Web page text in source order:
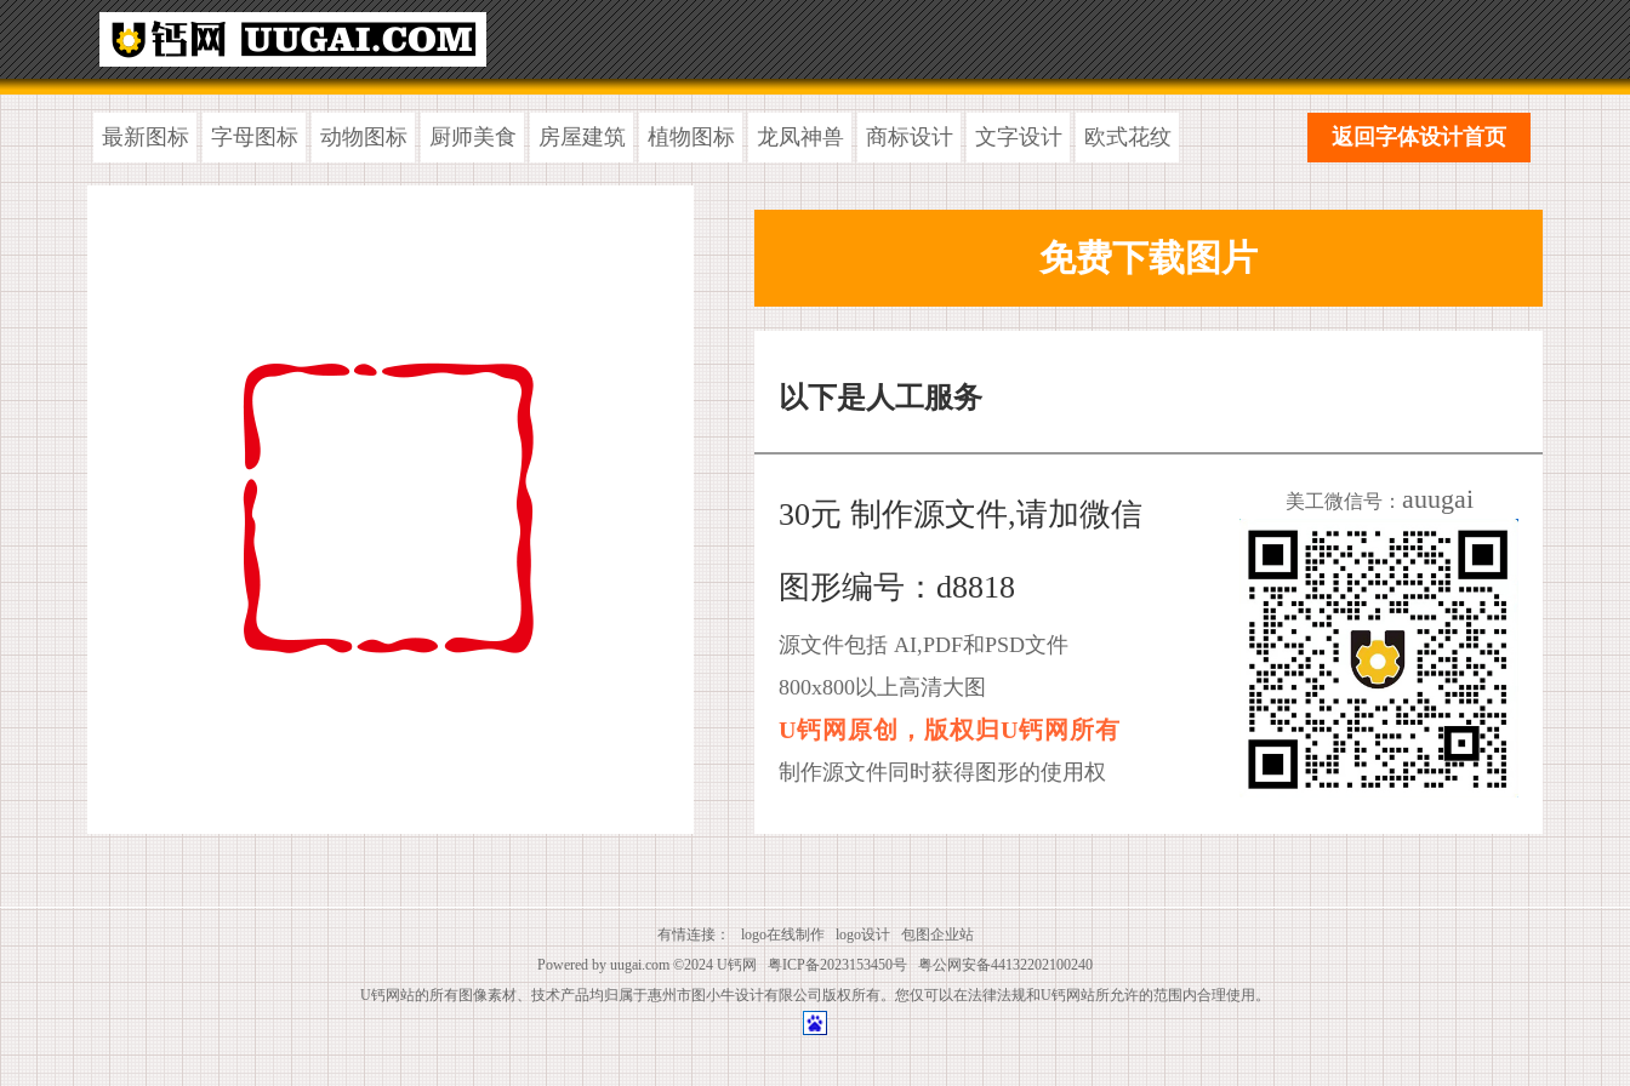
最新图标 字母图标 动物图标 厨师美食 房屋建筑 植物图标 龙凤神兽 商标设计 文字设计 欧式花纹 返回字体设计首页
以下是人工服务
30元 制作源文件,请加微信
图形编号：d8818
源文件包括 AI,PDF和PSD文件
800x800以上高清大图
U钙网原创，版权归U钙网所有
制作源文件同时获得图形的使用权
美工微信号： auugai
有情连接： logo在线制作 logo设计
包图企业站
Powered by uugai.com ©2024 U钙网 粤ICP备2023153450号
粤公网安备44132202100240
U钙网站的所有图像素材、技术产品均归属于惠州市图小牛设计有限公司版权所有。您仅可以在法律法规和U钙网站所允许的范围内合理使用。